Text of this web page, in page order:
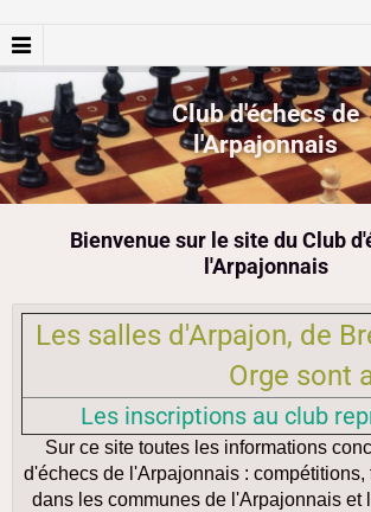
Club d'échecs de
l'Arpajonnais
Bienvenue sur le site du Club
l'Arpajonnais
Les salles d'Arpajon, de
Orge sont
Les inscriptions au club
Sur ce site toutes les informations
d'échecs de l'Arpajonnais : compétitions,
dans les communes de l'Arpajonnais et